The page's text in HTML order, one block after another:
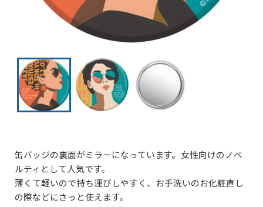
缶バッジの裏面がミラーになっています。女性向けのノベ
ルティとして人気です。
薄くて軽いので持ち運びしやすく、お手洗いのお化粧直し
の際などにさっと使えます。